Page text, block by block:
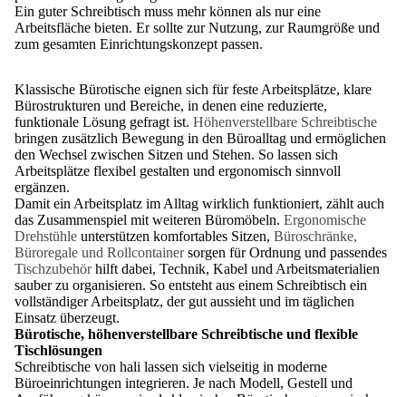
Ein guter Schreibtisch muss mehr können als nur eine
Arbeitsfläche bieten. Er sollte zur Nutzung, zur Raumgröße und
zum gesamten Einrichtungskonzept passen.
Klassische Bürotische eignen sich für feste Arbeitsplätze, klare
Bürostrukturen und Bereiche, in denen eine reduzierte,
funktionale Lösung gefragt ist. Höhenverstellbare Schreibtische
bringen zusätzlich Bewegung in den Büroalltag und ermöglichen
den Wechsel zwischen Sitzen und Stehen. So lassen sich
Arbeitsplätze flexibel gestalten und ergonomisch sinnvoll
ergänzen.
Damit ein Arbeitsplatz im Alltag wirklich funktioniert, zählt auch
das Zusammenspiel mit weiteren Büromöbeln. Ergonomische
Drehstühle unterstützen komfortables Sitzen, Büroschränke,
Büroregale und Rollcontainersorgen für Ordnung und passendes
Tischzubehörhilft dabei, Technik, Kabel und Arbeitsmaterialien
sauber zu organisieren. So entsteht aus einem Schreibtisch ein
vollständiger Arbeitsplatz, der gut aussieht und im täglichen
Einsatz überzeugt.
Bürotische, höhenverstellbare Schreibtische und flexible
Tischlösungen
Schreibtische von hali lassen sich vielseitig in moderne
Büroeinrichtungen integrieren. Je nach Modell, Gestell und